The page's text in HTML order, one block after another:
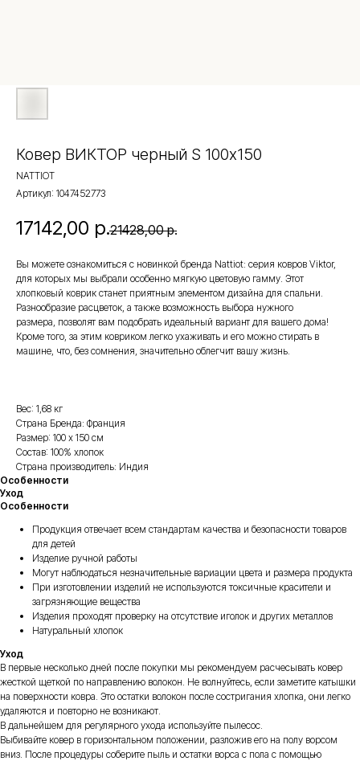
Ковер ВИКТОР черный S 100х150
NATTIOT
Артикул: 1047452773
17142,00 р.21428,00 р.
Вы можете ознакомиться с новинкой бренда Nattiot: серия ковров Viktor,
для которых мы выбрали особенно мягкую цветовую гамму. Этот
хлопковый коврик станет приятным элементом дизайна для спальни.
Разнообразие расцветок, а также возможность выбора нужного
размера, позволят вам подобрать идеальный вариант для вашего дома!
Кроме того, за этим ковриком легко ухаживать и его можно стирать в
машине, что, без сомнения, значительно облегчит вашу жизнь.
Вес: 1,68 кг
Страна Бренда: Франция
Размер: 100 х 150 см
Состав: 100% хлопок
Страна производитель: Индия
Особенности
Уход
Особенности
Продукция отвечает всем стандартам качества и безопасности товаров
для детей
Изделие ручной работы
Могут наблюдаться незначительные вариации цвета и размера продукта
При изготовлении изделий не используются токсичные красители и
загрязняющие вещества
Изделия проходят проверку на отсутствие иголок и других металлов
Натуральный хлопок
Уход
В первые несколько дней после покупки мы рекомендуем расчесывать ковер
жесткой щеткой по направлению волокон. Не волнуйтесь, если заметите катышки
на поверхности ковра. Это остатки волокон после состригания хлопка, они легко
удаляются и повторно не возникают.
В дальнейшем для регулярного ухода используйте пылесос.
Выбивайте ковер в горизонтальном положении, разложив его на полу ворсом
вниз. После процедуры соберите пыль и остатки ворса с пола с помощью